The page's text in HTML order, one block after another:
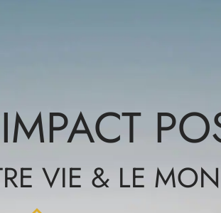
VIE & LE